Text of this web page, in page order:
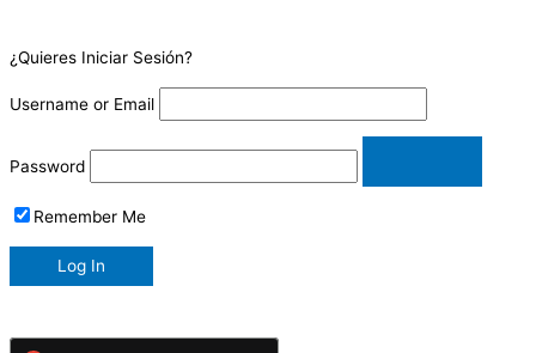
¿Quieres Iniciar Sesión?
Username or Email
Password
Remember Me